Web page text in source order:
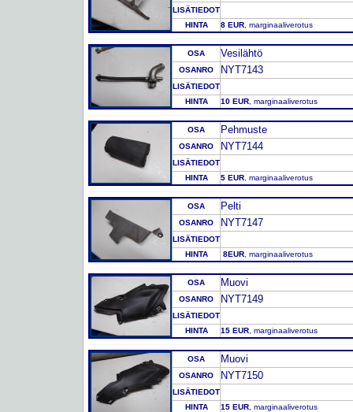
LISÄTIEDOT
HINTA
8 EUR , marginaaliverotus
OSA Vesilähtö
OSANRO NYT7143
LISÄTIEDOT
HINTA
10 EUR , marginaaliverotus
OSA Pehmuste
OSANRO NYT7144
LISÄTIEDOT
HINTA
5 EUR , marginaaliverotus
OSA Pelti
OSANRO NYT7147
LISÄTIEDOT
HINTA
8EUR , marginaaliverotus
OSA Muovi
OSANRO NYT7149
LISÄTIEDOT
HINTA
15 EUR , marginaaliverotus
OSA Muovi
OSANRO NYT7150
LISÄTIEDOT
HINTA
15 EUR , marginaaliverotus